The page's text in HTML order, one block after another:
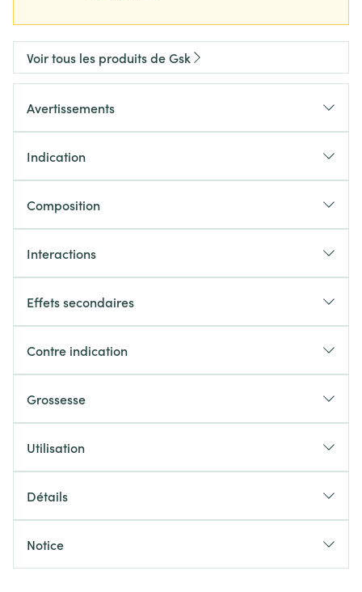
Voir tous les produits de Gsk
Avertissements
Indication
Composition
Interactions
Effets secondaires
Contre indication
Grossesse
Utilisation
Détails
Notice